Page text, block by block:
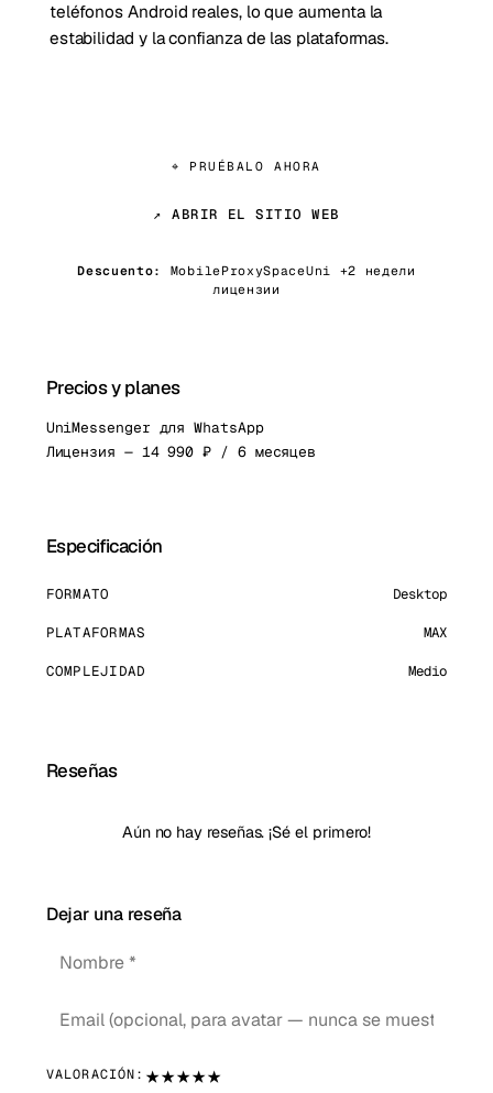
teléfonos Android reales, lo que aumenta la
estabilidad y la confianza de las plataformas.
⌖ PRUÉBALO AHORA
↗ ABRIR EL SITIO WEB
Descuento:
MobileProxySpaceUni +2 недели
лицензии
Precios y planes
UniMessenger для WhatsApp
Лицензия — 14 990 ₽ / 6 месяцев
Especificación
FORMATO Desktop
PLATAFORMAS MAX
COMPLEJIDAD Medio
Reseñas
Aún no hay reseñas. ¡Sé el primero!
Dejar una reseña
VALORACIÓN: ★★★★★